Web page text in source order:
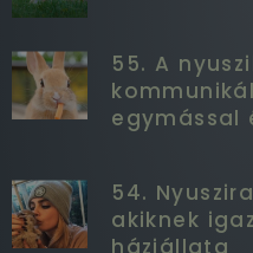
55. A
egymással
54.
akiknek
háziállata